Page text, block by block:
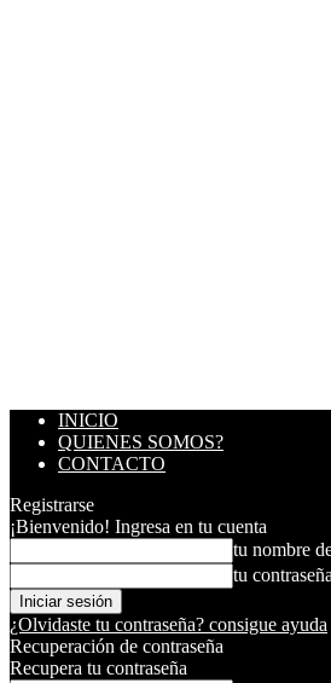
INICIO
QUIENES SOMOS?
CONTACTO
Registrarse
¡Bienvenido! Ingresa en tu cuenta
tu nombre
tu contraseña
¿Olvidaste tu contraseña? consigue ayuda
Recuperación de contraseña
Recupera tu contraseña